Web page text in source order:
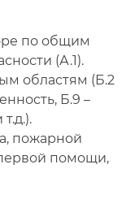
по общим
(А.1).
областям (Б.2
Б.9 –
пожарной
помощи,